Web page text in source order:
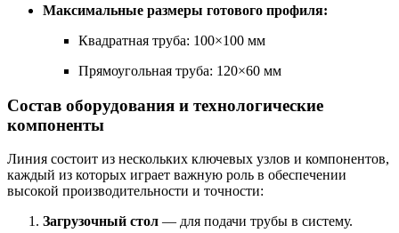
Максимальные размеры готового профиля:
Квадратная труба: 100×100 мм
Прямоугольная труба: 120×60 мм
Состав оборудования и технологические
компоненты
Линия состоит из нескольких ключевых узлов и компонентов,
каждый из которых играет важную роль в обеспечении
высокой производительности и точности:
Загрузочный стол — для подачи трубы в систему.